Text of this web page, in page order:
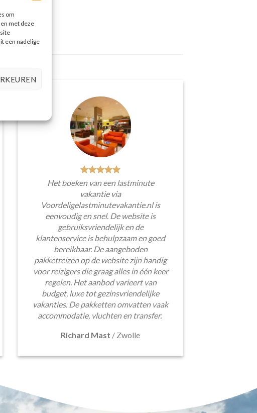
om
met deze
een nadelige
Het boeken van een lastminute
vakantie via
Voordeligelastminutevakantie.nl is
eenvoudig en snel. De website is
gebruiksvriendelijk en de
klantenservice is behulpzaam en goed
bereikbaar. De aangeboden
pakketreizen op de website zijn handig
voor reizigers die graag alles in één keer
regelen. Het aanbod varieert van
budget, luxe tot gezinsvriendelijke
vakanties. De pakketten omvatten vaak
accommodatie, vluchten en transfer.
Richard Mast / Zwolle